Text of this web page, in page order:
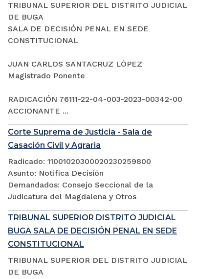
TRIBUNAL SUPERIOR DEL DISTRITO JUDICIAL
DE BUGA
SALA DE DECISIÓN PENAL EN SEDE
CONSTITUCIONAL
JUAN CARLOS SANTACRUZ LÓPEZ
Magistrado Ponente
RADICACIÓN 76111-22-04-003-2023-00342-00
ACCIONANTE ...
Corte Suprema de Justicia - Sala de
Casación Civil y Agraria
Radicado: 11001020300020230259800
Asunto: Notifica Decisión
Demandados: Consejo Seccional de la
Judicatura del Magdalena y Otros
TRIBUNAL SUPERIOR DISTRITO JUDICIAL
BUGA SALA DE DECISIÓN PENAL EN SEDE
CONSTITUCIONAL
TRIBUNAL SUPERIOR DEL DISTRITO JUDICIAL
DE BUGA